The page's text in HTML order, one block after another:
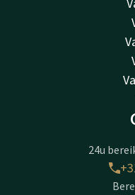
24u